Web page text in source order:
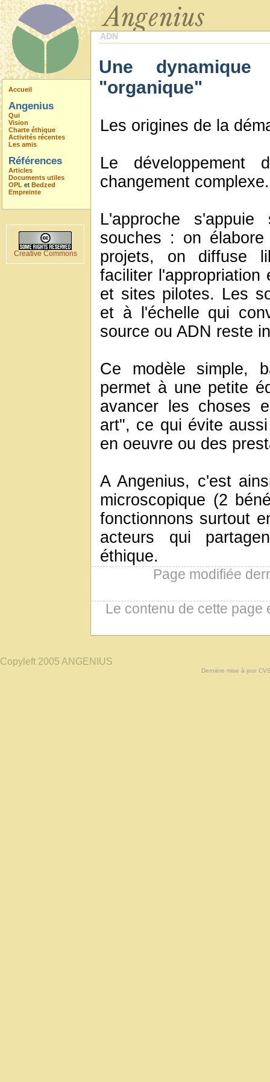
Accueil
Angenius
Qui
Vision
Charte éthique
Activités récentes
Les amis
Références
Articles
Documents utiles
OPL et Bedzed
Empreinte
Creative Commons
ADN
Une
"organique"
Les origines de la
Le
changement complexe.
L'approche
souches : on
projets, on diffuse
faciliter l'appropriation
et sites pilotes. Les
et à l'échelle qui
source ou ADN reste
Ce modèle simple,
permet à une petite
avancer les choses
art", ce qui évite
en oeuvre ou des
A Angenius, c'est
microscopique (2
fonctionnons surtout
acteurs qui
éthique.
Page modifiée
Le contenu de cette
Copyleft 2005 ANGENIUS
Dernière mise à jour